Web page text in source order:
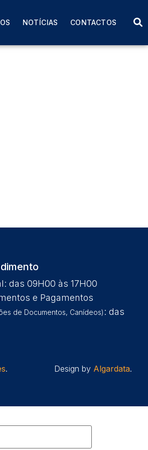
NOTÍCIAS CONTACTOS
das 09H00 às 17H00
e Pagamentos
de Documentos, Canídeos) : das
. Design by Algardata.